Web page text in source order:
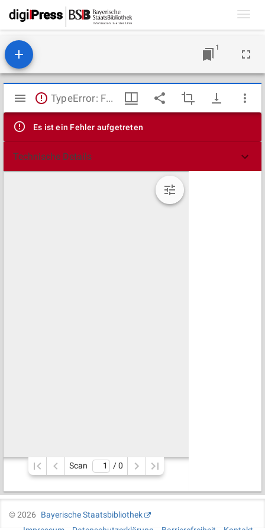
1
Mirador
Viewer
TypeError: Failed to fetch
Es ist ein Fehler aufgetreten
Technische Details
Scan / 0
©2026
Bayerische Staatsbibliothek